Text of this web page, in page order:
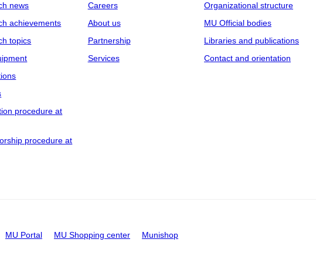
news
achievements
topics
procedure at
procedure at
Careers
About us
Partnership
Services
Organizational structure
MU Official bodies
Libraries and publications
Contact and orientation
MU Portal MU Shopping center Munishop